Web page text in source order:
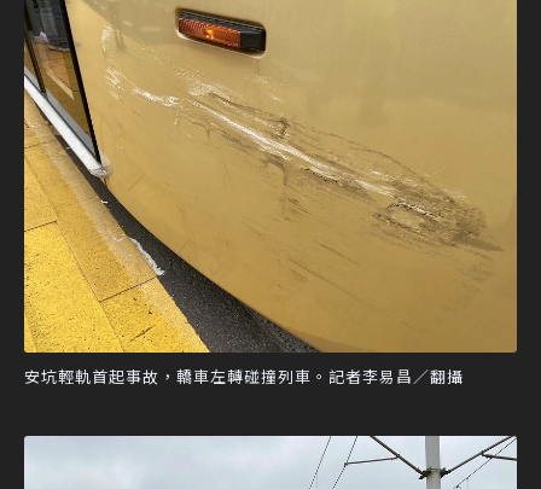
安坑輕軌首起事故，轎車左轉碰撞列車。記者李易昌／翻攝